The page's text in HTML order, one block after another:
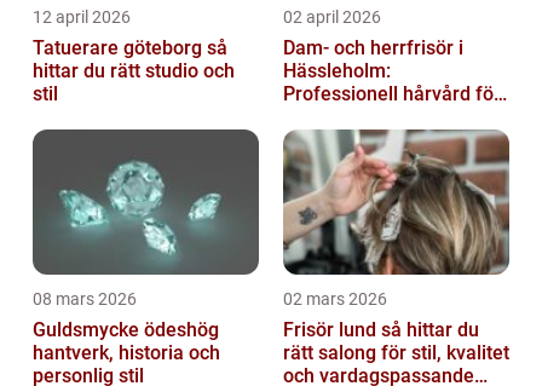
12 april 2026
Tatuerare göteborg så
hittar du rätt studio och
stil
02 april 2026
Dam- och herrfrisör i
Hässleholm:
Professionell hårvård för
08 mars 2026
Guldsmycke ödeshög
hantverk, historia och
personlig stil
02 mars 2026
Frisör lund så hittar du
rätt salong för stil, kvalitet
och vardagspassande